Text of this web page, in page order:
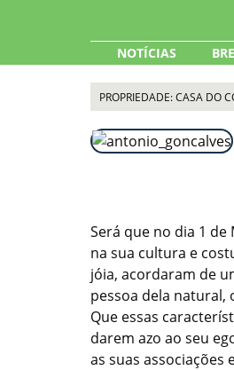
NOTÍCIAS
PROPRIEDADE: CASA DO
Será que no dia 1
na sua cultura e
jóia, acordaram de
pessoa dela natural,
Que essas
darem azo ao seu
as suas